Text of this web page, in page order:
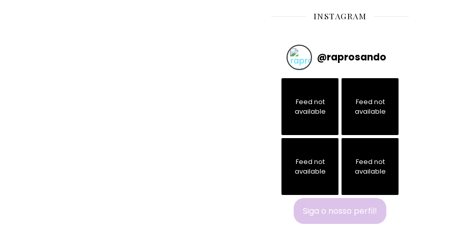
INSTAGRAM
@raprosando
Feed not
available
Feed not
available
Feed not
available
Feed not
available
Siga o nosso perfil!